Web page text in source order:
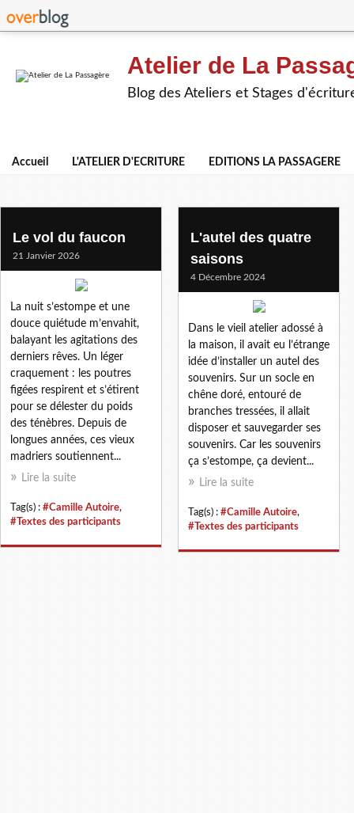
Atelier de La
Blog des Ateliers et Stages
Accueil L'ATELIER D'ECRITURE EDITIONS LA PASSAGERE
camille autoire
Le vol du faucon
21 Janvier 2026
La nuit s’estompe et une
douce quiétude m’envahit,
balayant les agitations des
derniers rêves. Un léger
craquement : les poutres
figées respirent et s’étirent
pour se délester du poids
des ténèbres. Depuis de
longues années, ces vieux
madriers soutiennent...
Lire la suite
Tag(s) : #Camille Autoire,
#Textes des participants
L'autel des quatre
saisons
4 Décembre 2024
Dans le vieil atelier adossé à
la maison, il avait eu l’étrange
idée d’installer un autel des
souvenirs. Sur un socle en
chêne doré, entouré de
branches tressées, il allait
disposer et sauvegarder ses
souvenirs. Car les souvenirs
ça s’estompe, ça devient...
Lire la suite
Tag(s) : #Camille Autoire,
#Textes des participants